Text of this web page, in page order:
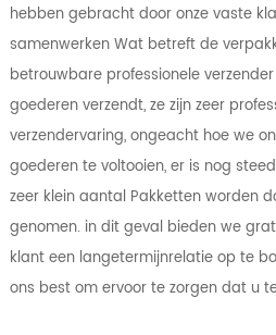
hebben gebracht door onze vaste
samenwerken Wat betreft de
betrouwbare professionele
goederen verzendt, ze zijn zeer
verzendervaring, ongeacht hoe we
goederen te voltooien, er is nog
zeer klein aantal Pakketten worden
genomen. in dit geval bieden we
klant een langetermijnrelatie op te
ons best om ervoor te zorgen dat u